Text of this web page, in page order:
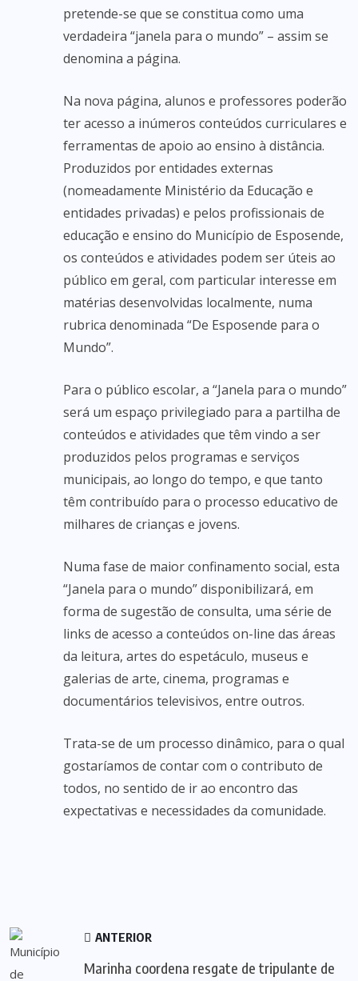
pretende-se que se constitua como uma
verdadeira “janela para o mundo” – assim se
denomina a página.
Na nova página, alunos e professores poderão
ter acesso a inúmeros conteúdos curriculares e
ferramentas de apoio ao ensino à distância.
Produzidos por entidades externas
(nomeadamente Ministério da Educação e
entidades privadas) e pelos profissionais de
educação e ensino do Município de Esposende,
os conteúdos e atividades podem ser úteis ao
público em geral, com particular interesse em
matérias desenvolvidas localmente, numa
rubrica denominada “De Esposende para o
Mundo”.
Para o público escolar, a “Janela para o mundo”
será um espaço privilegiado para a partilha de
conteúdos e atividades que têm vindo a ser
produzidos pelos programas e serviços
municipais, ao longo do tempo, e que tanto
têm contribuído para o processo educativo de
milhares de crianças e jovens.
Numa fase de maior confinamento social, esta
“Janela para o mundo” disponibilizará, em
forma de sugestão de consulta, uma série de
links de acesso a conteúdos on-line das áreas
da leitura, artes do espetáculo, museus e
galerias de arte, cinema, programas e
documentários televisivos, entre outros.
Trata-se de um processo dinâmico, para o qual
gostaríamos de contar com o contributo de
todos, no sentido de ir ao encontro das
expectativas e necessidades da comunidade.
ANTERIOR
Marinha coordena resgate de tripulante de